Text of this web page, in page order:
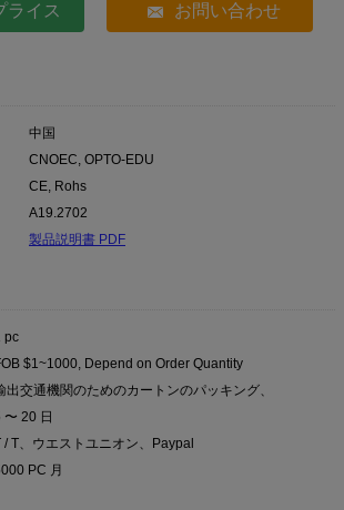
ライス お問い合わせ
中国
CNOEC, OPTO-EDU
CE, Rohs
A19.2702
製品説明書 PDF
pc
$1~1000, Depend on Order Quantity
出交通機関のためのカートンのパッキング、
〜 20 日
/ T、ウエストユニオン、Paypal
PC 月